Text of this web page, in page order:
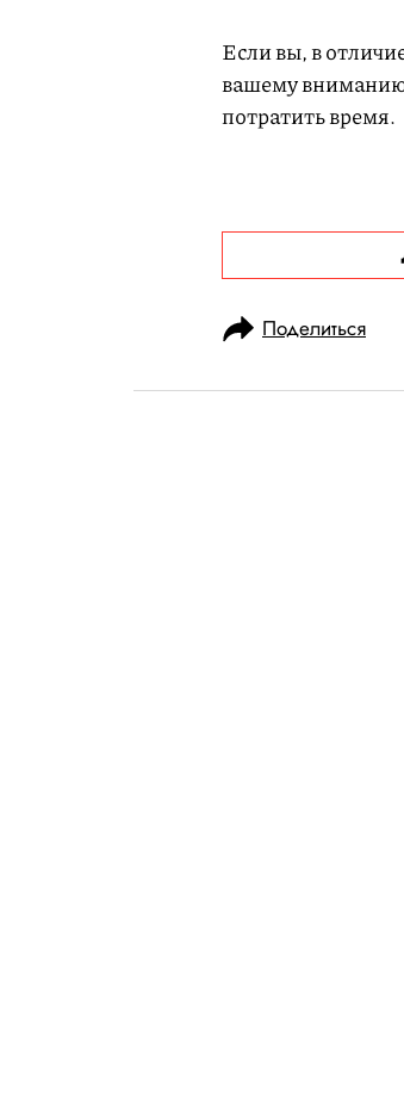
Если вы, в
вашему
потратить время.
Поделиться